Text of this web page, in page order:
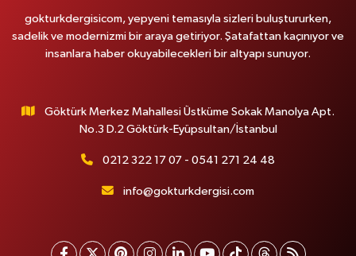
gokturkdergisicom, yepyeni temasıyla sizleri buluştururken,
sadelik ve modernizmi bir araya getiriyor. Şatafattan kaçınıyor ve
insanlara haber okuyabilecekleri bir altyapı sunuyor.
Göktürk Merkez Mahallesi Üstküme Sokak Manolya Apt.
No.3 D.2 Göktürk-Eyüpsultan/İstanbul
0212 322 17 07 - 0541 271 24 48
info@gokturkdergisi.com